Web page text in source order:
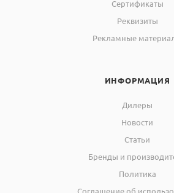
Сертификаты
Реквизиты
Рекламные
ИНФОРМАЦИЯ
Дилеры
Новости
Статьи
Бренды и
Политика
Соглашение об